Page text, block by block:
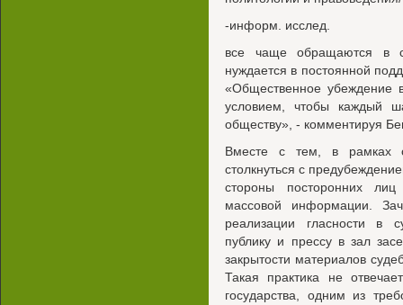
-информ. исслед.
все чаще обращаются в
нуждается в постоянной
«Общественное убеждение
условием, чтобы каждый
обществу», - комментируя
Вместе с тем, в рамках
столкнуться с
стороны посторонних
массовой информации.
реализации гласности в
публику и прессу в зал
закрытости материалов
Такая практика не
государства, одним из